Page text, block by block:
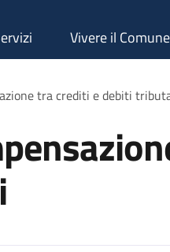
Vivere il Comune
tra crediti e debiti